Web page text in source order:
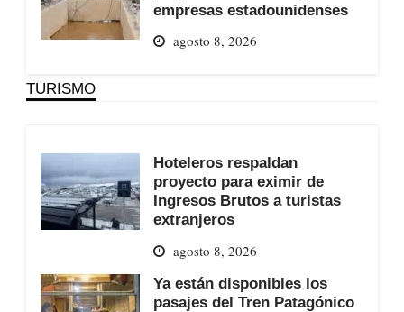
empresas estadounidenses
agosto 8, 2026
TURISMO
Hoteleros respaldan
proyecto para eximir de
Ingresos Brutos a turistas
extranjeros
agosto 8, 2026
Ya están disponibles los
pasajes del Tren Patagónico